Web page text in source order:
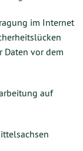
im Internet
Daten vor dem
auf